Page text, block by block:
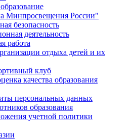
Минпросвещения России"
безопасность
деятельность
работа
отдыха детей и их
клуб
качества образования
персональных данных
образования
учетной политики